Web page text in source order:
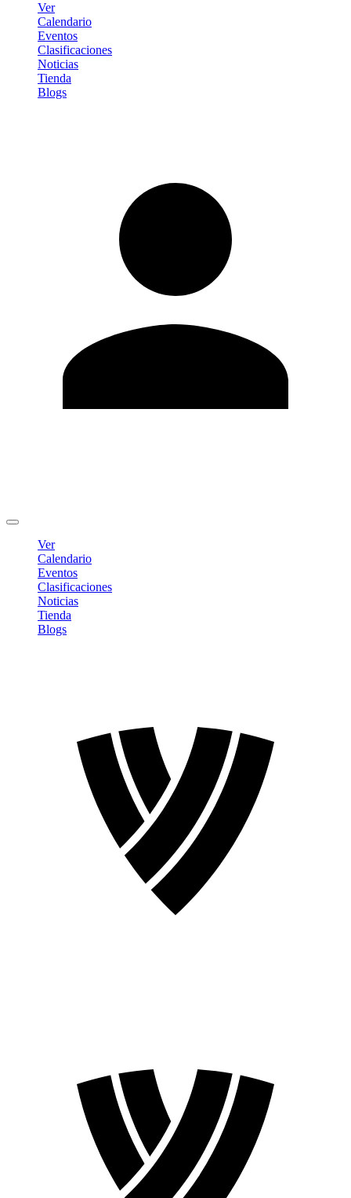
Ver
Calendario
Eventos
Clasificaciones
Noticias
Tienda
Blogs
Ver
Calendario
Eventos
Clasificaciones
Noticias
Tienda
Blogs